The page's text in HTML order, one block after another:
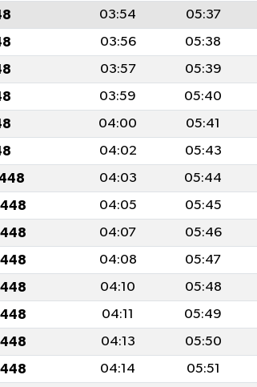
03:54 05:37
03:56 05:38
03:57 05:39
03:59 05:40
04:00 05:41
04:02 05:43
04:03 05:44
04:05 05:45
04:07 05:46
04:08 05:47
04:10 05:48
04:11 05:49
04:13 05:50
04:14 05:51